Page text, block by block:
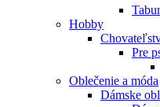
Hobby
Pre
Oblečenie a móda
Dámske